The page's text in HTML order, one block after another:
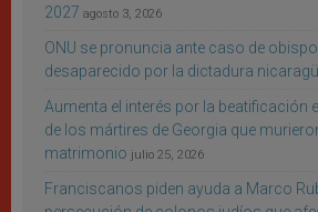
2027 agosto 3, 2026
ONU se pronuncia ante caso de
desaparecido por la dictadura
Aumenta el interés por la beatificación
de los mártires de Georgia que
matrimonio julio 25, 2026
Franciscanos piden ayuda a Marco